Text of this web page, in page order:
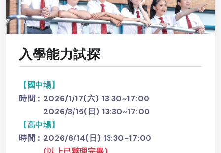
入學能力試探
【國中場】
時間：2026/1/17(六) 13:30~17:00
2026/3/15(日) 13:30~17:00
【高中場】
時間：2026/6/14(日) 13:30~17:00